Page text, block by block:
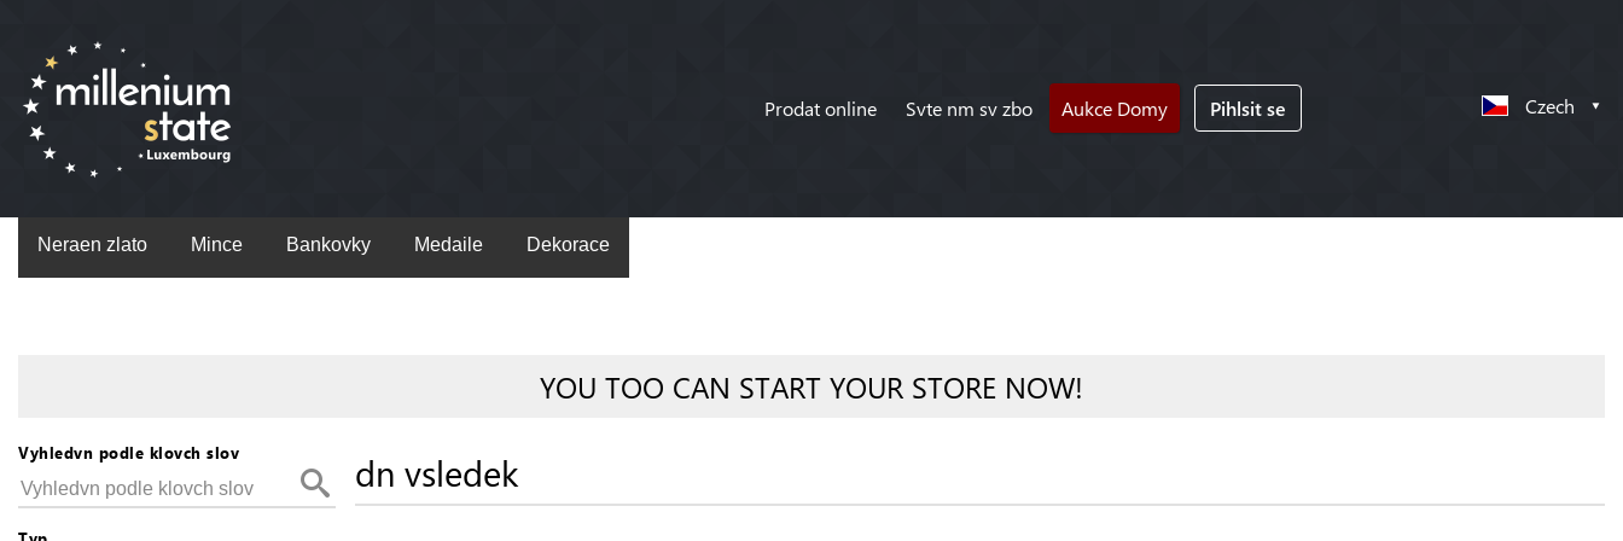
Prodat online Svte nm sv zbo Aukce Domy Pihlsit se Czech
Neraen zlato Mince Bankovky Medaile Dekorace
YOU TOO CAN START YOUR STORE NOW!
Vyhledvn podle klovch slov dn vsledek